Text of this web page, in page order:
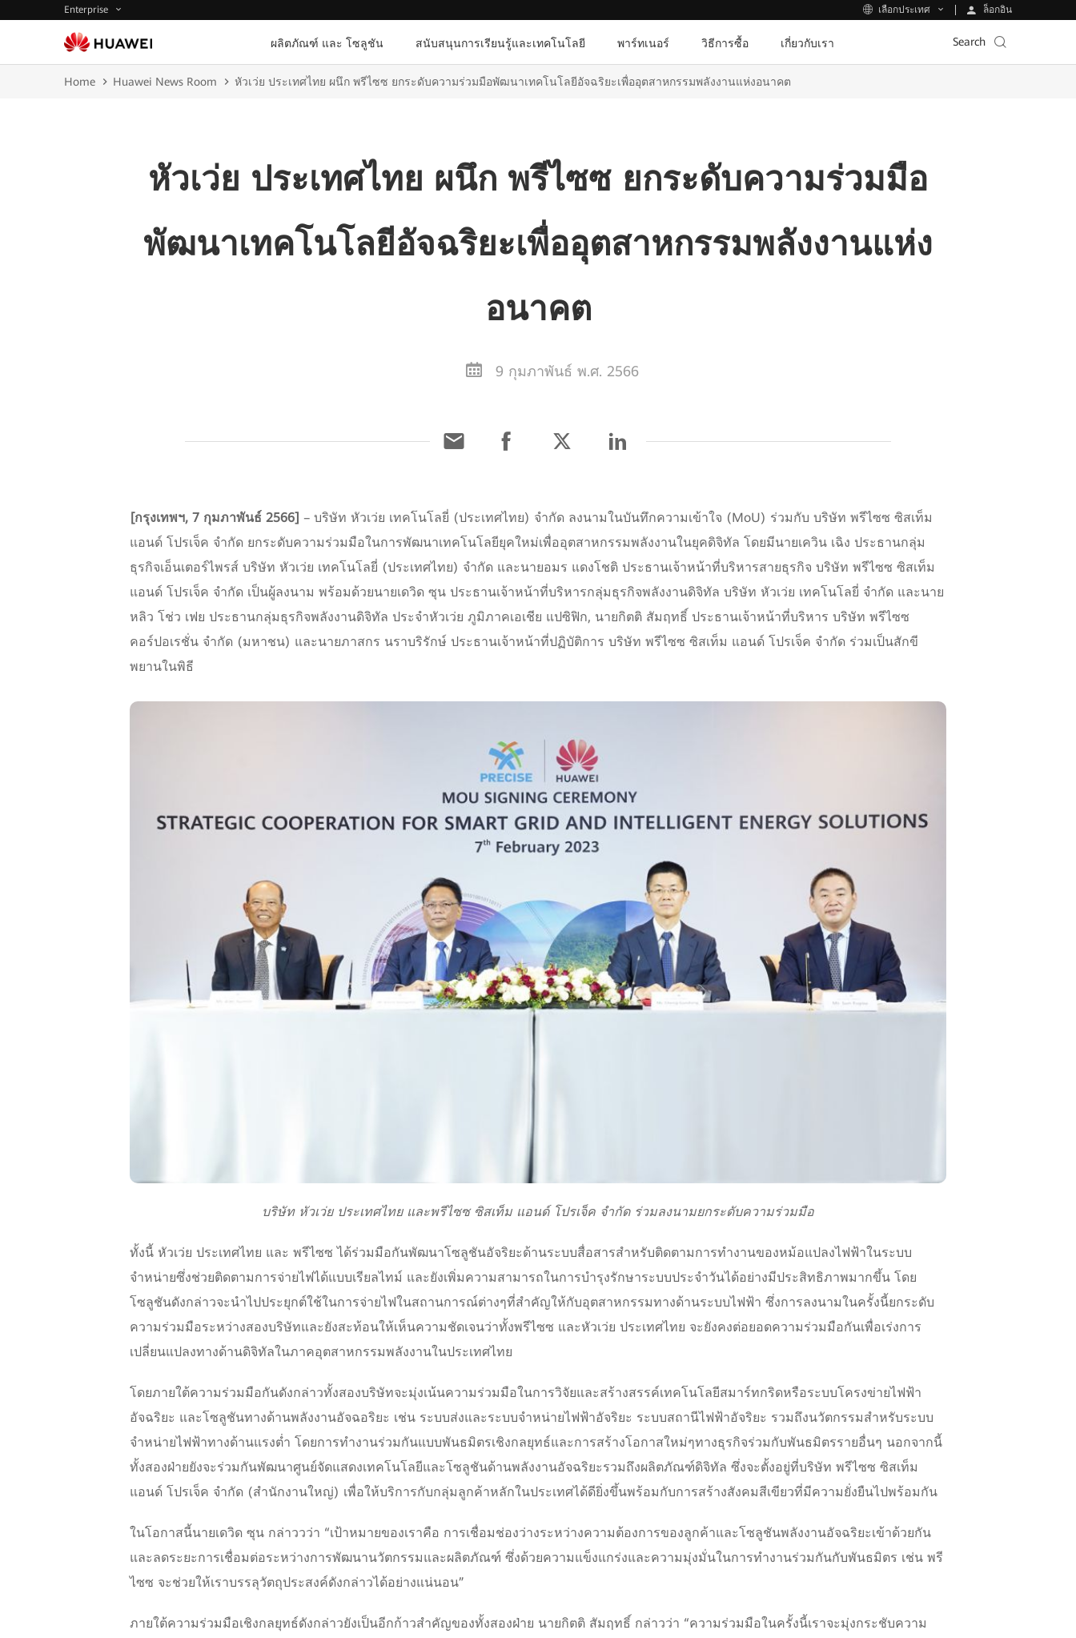
Enterprise เลือกประเทศ ล็อกอิน
ผลิตภัณฑ์ และ โซลูชัน สนับสนุนการเรียนรู้และเทคโนโลยี พาร์ทเนอร์ วิธีการซื้อ เกี่ยวกับเรา Search
Home Huawei News Room หัวเว่ย ประเทศไทย ผนึก พรีไซซ ยกระดับความร่วมมือพัฒนาเทคโนโลยีอัจฉริยะเพื่ออุตสาหกรรมพลังงานแห่งอนาคต
หัวเว่ย ประเทศไทย ผนึก พรีไซซ ยกระดับความร่วมมือ
พัฒนาเทคโนโลยีอัจฉริยะเพื่ออุตสาหกรรมพลังงานแห่ง
อนาคต
9 กุมภาพันธ์ พ.ศ. 2566
[กรุงเทพฯ, 7 กุมภาพันธ์ 2566] – บริษัท หัวเว่ย เทคโนโลยี่ (ประเทศไทย) จำกัด ลงนามในบันทึกความเข้าใจ (MoU) ร่วมกับ บริษัท พรีไซซ ซิสเท็ม
แอนด์ โปรเจ็ค จำกัด ยกระดับความร่วมมือในการพัฒนาเทคโนโลยียุคใหม่เพื่ออุตสาหกรรมพลังงานในยุคดิจิทัล โดยมีนายเควิน เฉิง ประธานกลุ่ม
ธุรกิจเอ็นเตอร์ไพรส์ บริษัท หัวเว่ย เทคโนโลยี่ (ประเทศไทย) จำกัด และนายอมร แดงโชติ ประธานเจ้าหน้าที่บริหารสายธุรกิจ บริษัท พรีไซซ ซิสเท็ม
แอนด์ โปรเจ็ค จำกัด เป็นผู้ลงนาม พร้อมด้วยนายเดวิด ซุน ประธานเจ้าหน้าที่บริหารกลุ่มธุรกิจพลังงานดิจิทัล บริษัท หัวเว่ย เทคโนโลยี่ จำกัด และนาย
หลิว โช่ว เฟย ประธานกลุ่มธุรกิจพลังงานดิจิทัล ประจำหัวเว่ย ภูมิภาคเอเชีย แปซิฟิก, นายกิตติ สัมฤทธิ์ ประธานเจ้าหน้าที่บริหาร บริษัท พรีไซซ
คอร์ปอเรชั่น จำกัด (มหาชน) และนายภาสกร นราบริรักษ์ ประธานเจ้าหน้าที่ปฏิบัติการ บริษัท พรีไซซ ซิสเท็ม แอนด์ โปรเจ็ค จำกัด ร่วมเป็นสักขี
พยานในพิธี
บริษัท หัวเว่ย ประเทศไทย และพรีไซซ ซิสเท็ม แอนด์ โปรเจ็ค จำกัด ร่วมลงนามยกระดับความร่วมมือ
ทั้งนี้ หัวเว่ย ประเทศไทย และ พรีไซซ ได้ร่วมมือกันพัฒนาโซลูชันอัจริยะด้านระบบสื่อสารสำหรับติดตามการทำงานของหม้อแปลงไฟฟ้าในระบบ
จำหน่ายซึ่งช่วยติดตามการจ่ายไฟได้แบบเรียลไทม์ และยังเพิ่มความสามารถในการบำรุงรักษาระบบประจำวันได้อย่างมีประสิทธิภาพมากขึ้น โดย
โซลูชันดังกล่าวจะนำไปประยุกต์ใช้ในการจ่ายไฟในสถานการณ์ต่างๆที่สําคัญให้กับอุตสาหกรรมทางด้านระบบไฟฟ้า ซึ่งการลงนามในครั้งนี้ยกระดับ
ความร่วมมือระหว่างสองบริษัทและยังสะท้อนให้เห็นความชัดเจนว่าทั้งพรีไซซ และหัวเว่ย ประเทศไทย จะยังคงต่อยอดความร่วมมือกันเพื่อเร่งการ
เปลี่ยนแปลงทางด้านดิจิทัลในภาคอุตสาหกรรมพลังงานในประเทศไทย
โดยภายใต้ความร่วมมือกันดังกล่าวทั้งสองบริษัทจะมุ่งเน้นความร่วมมือในการวิจัยและสร้างสรรค์เทคโนโลยีสมาร์ทกริดหรือระบบโครงข่ายไฟฟ้า
อัจฉริยะ และโซลูชันทางด้านพลังงานอัจฉอริยะ เช่น ระบบส่งและระบบจำหน่ายไฟฟ้าอัจริยะ ระบบสถานีไฟฟ้าอัจริยะ รวมถึงนวัตกรรมสำหรับระบบ
จำหน่ายไฟฟ้าทางด้านแรงต่ำ โดยการทำงานร่วมกันแบบพันธมิตรเชิงกลยุทธ์และการสร้างโอกาสใหม่ๆทางธุรกิจร่วมกับพันธมิตรรายอื่นๆ นอกจากนี้
ทั้งสองฝ่ายยังจะร่วมกันพัฒนาศูนย์จัดแสดงเทคโนโลยีและโซลูชันด้านพลังงานอัจฉริยะรวมถึงผลิตภัณฑ์ดิจิทัล ซึ่งจะตั้งอยู่ที่บริษัท พรีไซซ ซิสเท็ม
แอนด์ โปรเจ็ค จำกัด (สำนักงานใหญ่) เพื่อให้บริการกับกลุ่มลูกค้าหลักในประเทศได้ดียิ่งขึ้นพร้อมกับการสร้างสังคมสีเขียวที่มีความยั่งยืนไปพร้อมกัน
ในโอกาสนี้นายเดวิด ซุน กล่าววว่า “เป้าหมายของเราคือ การเชื่อมช่องว่างระหว่างความต้องการของลูกค้าและโซลูชันพลังงานอัจฉริยะเข้าด้วยกัน
และลดระยะการเชื่อมต่อระหว่างการพัฒนานวัตกรรมและผลิตภัณฑ์ ซึ่งด้วยความแข็งแกร่งและความมุ่งมั่นในการทำงานร่วมกันกับพันธมิตร เช่น พรี
ไซซ จะช่วยให้เราบรรลุวัตถุประสงค์ดังกล่าวได้อย่างแน่นอน”
ภายใต้ความร่วมมือเชิงกลยุทธ์ดังกล่าวยังเป็นอีกก้าวสำคัญของทั้งสองฝ่าย นายกิตติ สัมฤทธิ์ กล่าวว่า “ความร่วมมือในครั้งนี้เราจะมุ่งกระชับความ